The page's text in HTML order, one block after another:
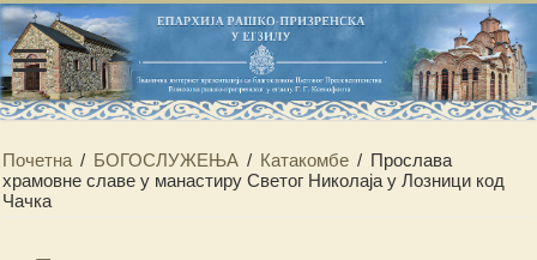
Почетна / БОГОСЛУЖЕЊА / Катакомбе / Прослава
храмовне славе у манастиру Светог Николаја у Лозници код
Чачка